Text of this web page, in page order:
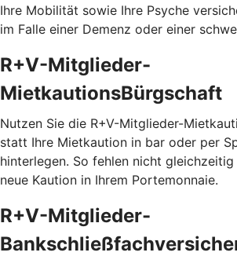
Ihre Mobilität sowie Ihre Psyche
im Falle einer Demenz oder einer
R+V-Mitglieder-
MietkautionsBürgschaft
Nutzen Sie die R+V-Mitglieder-
statt Ihre Mietkaution in bar oder per
hinterlegen. So fehlen nicht
neue Kaution in Ihrem Portemonnaie.
R+V-Mitglieder-